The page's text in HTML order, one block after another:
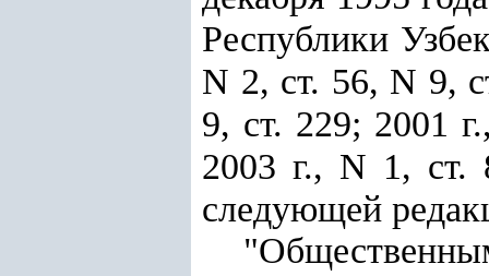
Республики
N 2, ст. 56, N 9,
9, ст. 229; 2001
2003 г., N 1, ст.
следующей